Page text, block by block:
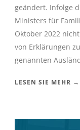
geändert. Infolge
Ministers für
Oktober 2022
von Erklärungen
genannten
LESEN SIE MEHR →